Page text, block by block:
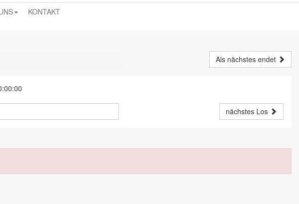
KONTAKT
Als nächstes endet
nächstes Los